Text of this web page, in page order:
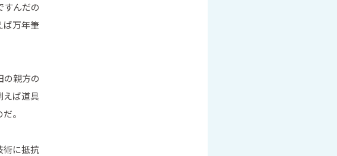
すんだの
ば万年筆
の親方の
えば道具
。
術に抵抗